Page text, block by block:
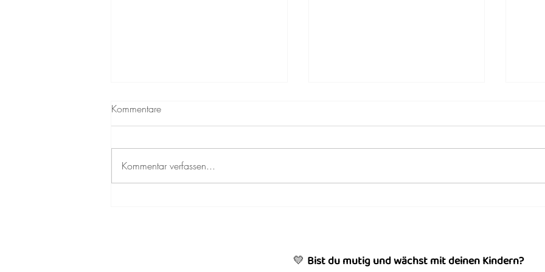
Kommentare
Kommentar verfassen...
💛 Bist du mutig und wächst mit deinen Kindern?